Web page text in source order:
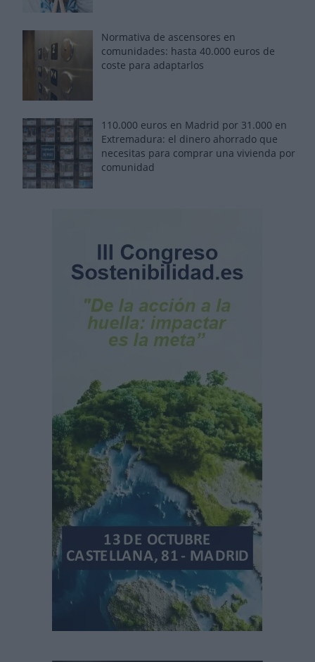
Normativa de ascensores en
comunidades: hasta 40.000 euros de
coste para adaptarlos
110.000 euros en Madrid por 31.000 en
Extremadura: el dinero ahorrado que
necesitas para comprar una vivienda por
comunidad